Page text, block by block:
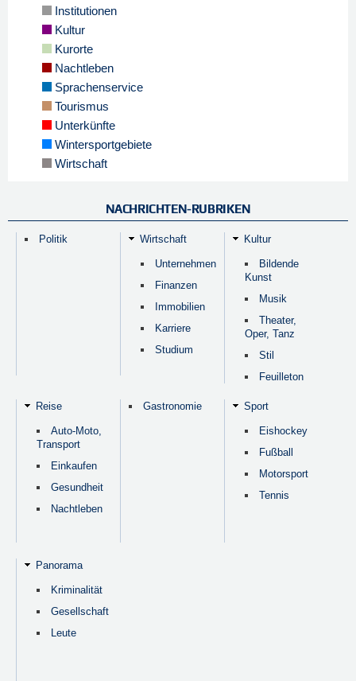
Institutionen
Kultur
Kurorte
Nachtleben
Sprachenservice
Tourismus
Unterkünfte
Wintersportgebiete
Wirtschaft
NACHRICHTEN-RUBRIKEN
Politik Wirtschaft
Unternehmen
Finanzen
Immobilien
Karriere
Studium
Kultur
Bildende
Kunst
Musik
Theater,
Oper, Tanz
Stil
Feuilleton
Reise
Auto-Moto,
Transport
Einkaufen
Gesundheit
Nachtleben
Gastronomie Sport
Eishockey
Fußball
Motorsport
Tennis
Panorama
Kriminalität
Gesellschaft
Leute